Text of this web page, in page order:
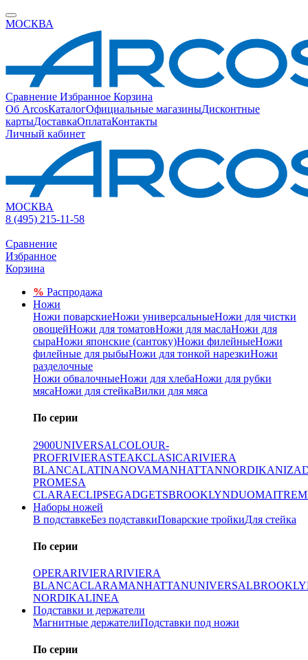
МОСКВА
Сравнение Избранное Корзина
Об ArcosКаталогОфициальные магазиныДисконтные
картыДоставкаОплатаКонтакты
Личный кабинет
МОСКВА
8 (495) 215-11-58
Сравнение
Избранное
Корзина
% Распродажа
Ножи
Ножи поварскиеНожи универсальныеНожи для чистки
овощейНожи для томатовНожи для маслаНожи для
сыраНожи японские (сантоку)Ножи филейныеНожи
филейные для рыбыНожи для тонкой нарезкиНожи
разделочные
Ножи обвалочныеНожи для хлебаНожи для рубки
мясаНожи для стейкаВилки для мяса
По серии
2900UNIVERSALCOLOUR-
PROFRIVIERASTEAKCLASICARIVIERA
BLANCALATINANOVAMANHATTANNORDIKANIZA
PROMESA
CLARAECLIPSEGADGETSBROOKLYNDUOMAITRE
Наборы ножей
В подставкеБез подставкиПоварские тройкиДля стейка
По серии
OPERARIVIERARIVIERA
BLANCACLARAMANHATTANUNIVERSAL
NORDIKALINEA
Подставки и держатели
Магнитные держателиПодставки под ножи
По серии